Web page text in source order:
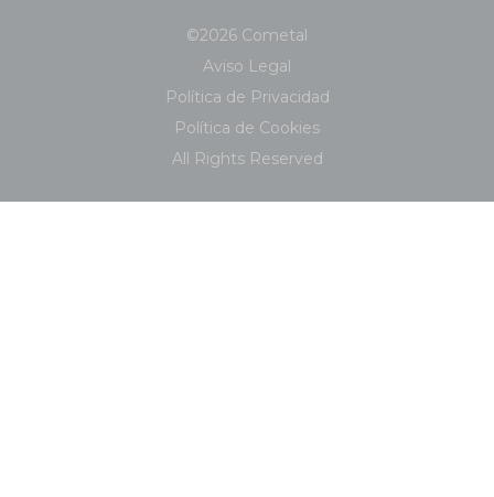
©2026 Cometal
Aviso Legal
Política de Privacidad
Política de Cookies
All Rights Reserved